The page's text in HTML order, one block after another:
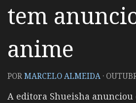
tem
anime
PORMARCELO ALMEIDA ·
A editora Shueisha anunciou